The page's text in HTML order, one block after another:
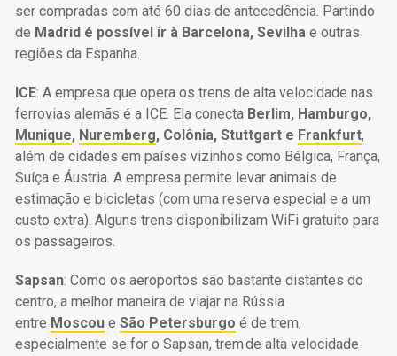
ser compradas com até 60 dias de antecedência. Partindo
de Madrid é possível ir à Barcelona, Sevilhae outras
regiões da Espanha.
ICE: A empresa que opera os trens de alta velocidade nas
ferrovias alemãs é a ICE. Ela conecta Berlim, Hamburgo,
Munique, Nuremberg, Colônia, Stuttgart e Frankfurt,
além de cidades em países vizinhos como Bélgica, França,
Suíça e Áustria. A empresa permite levar animais de
estimação e bicicletas (com uma reserva especial e a um
custo extra). Alguns trens disponibilizam WiFi gratuito para
os passageiros.
Sapsan: Como os aeroportos são bastante distantes do
centro, a melhor maneira de viajar na Rússia
entre Moscoue São Petersburgo é de trem,
especialmente se for o Sapsan, trem de alta velocidade